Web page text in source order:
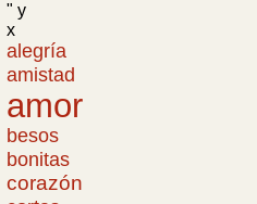
" y
x
alegría
amistad
amor
besos
bonitas
corazón